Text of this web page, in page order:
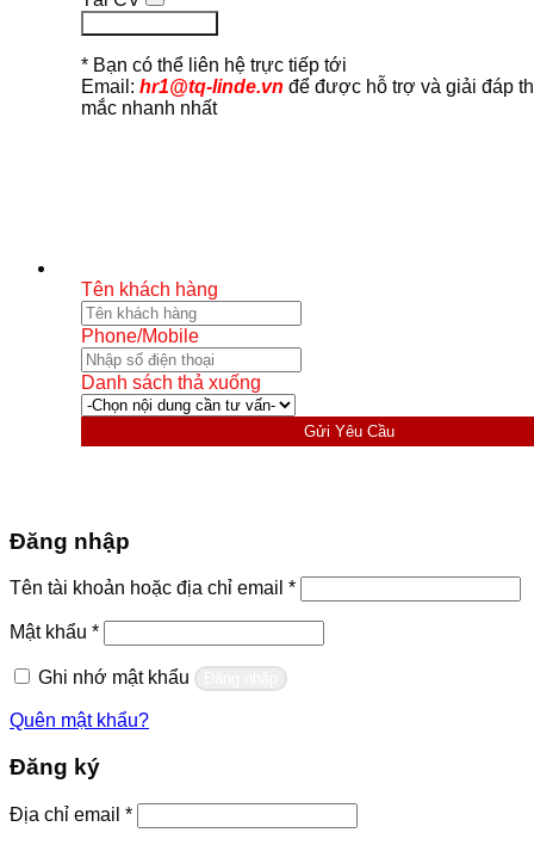
* Bạn có thể liên hệ trực tiếp tới
Email: hr1@tq-linde.vn để được hỗ trợ và giải đáp
mắc nhanh nhất
Tên khách hàng
Phone/Mobile
Danh sách thả xuống
Gửi Yêu Cầu
Đăng nhập
Tên tài khoản hoặc địa chỉ email *Bắt
buộc
Mật khẩu *Bắt
buộc
Ghi nhớ mật khẩu
Quên mật khẩu?
Đăng ký
Địa chỉ email *Bắt
buộc